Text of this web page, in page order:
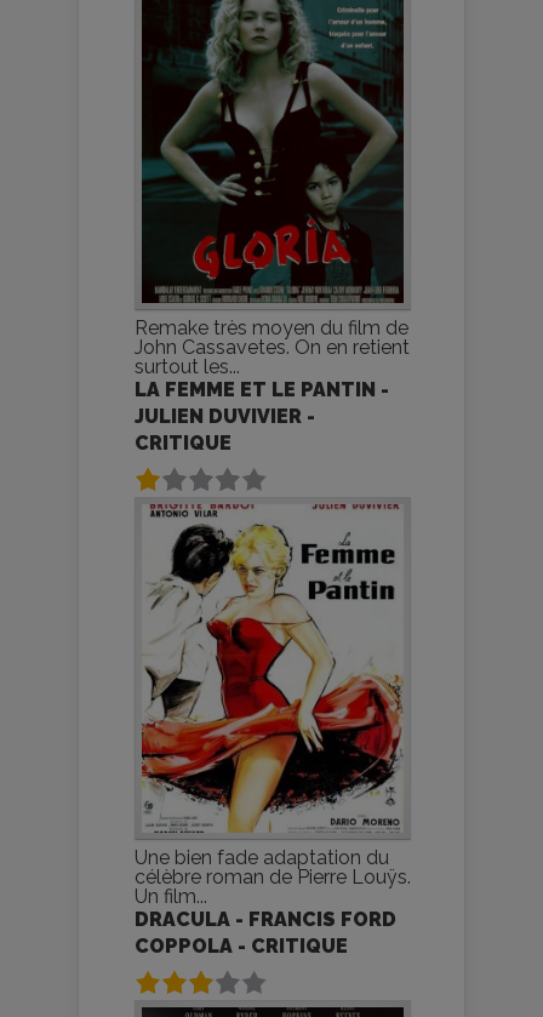
Remake très moyen du film de
John Cassavetes. On en retient
surtout les...
LA FEMME ET LE PANTIN -
JULIEN DUVIVIER -
CRITIQUE
Une bien fade adaptation du
célèbre roman de Pierre Louÿs.
Un film...
DRACULA - FRANCIS FORD
COPPOLA - CRITIQUE